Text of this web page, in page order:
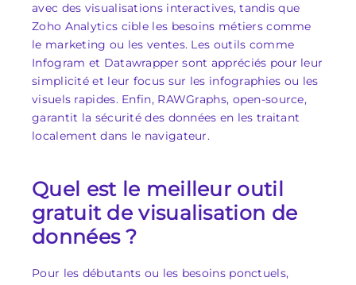
avec des visualisations interactives, tandis que
Zoho Analytics cible les besoins métiers comme
le marketing ou les ventes. Les outils comme
Infogram et Datawrapper sont appréciés pour leur
simplicité et leur focus sur les infographies ou les
visuels rapides. Enfin, RAWGraphs, open-source,
garantit la sécurité des données en les traitant
localement dans le navigateur.
Quel est le meilleur outil
gratuit de visualisation de
données ?
Pour les débutants ou les besoins ponctuels,